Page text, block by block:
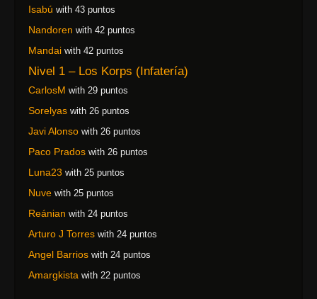
Isabú with 43 puntos
Nandoren with 42 puntos
Mandai with 42 puntos
Nivel 1 – Los Korps (Infatería)
CarlosM with 29 puntos
Sorelyas with 26 puntos
Javi Alonso with 26 puntos
Paco Prados with 26 puntos
Luna23 with 25 puntos
Nuve with 25 puntos
Reánian with 24 puntos
Arturo J Torres with 24 puntos
Angel Barrios with 24 puntos
Amargkista with 22 puntos